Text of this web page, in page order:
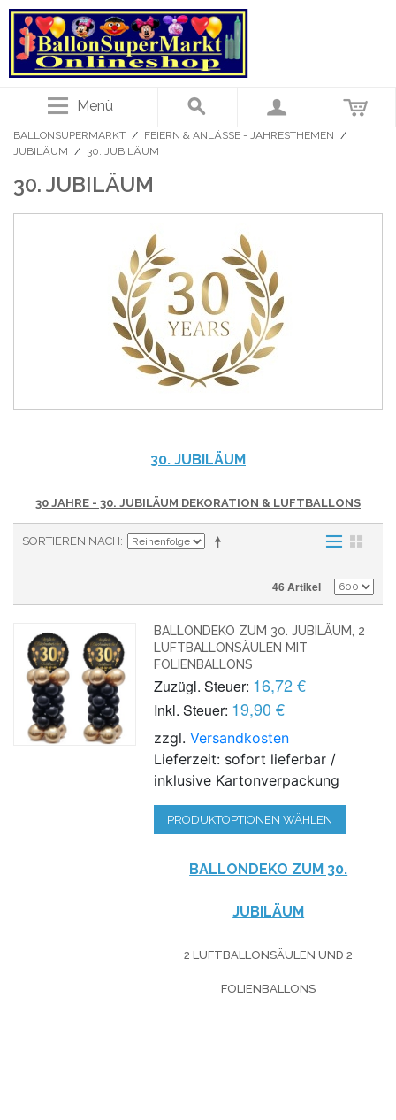
Menü
BALLONSUPERMARKT / FEIERN & ANLÄSSE - JAHRESTHEMEN /
JUBILÄUM / 30. JUBILÄUM
30. JUBILÄUM
30. JUBILÄUM
30 JAHRE - 30. JUBILÄUM DEKORATION & LUFTBALLONS
SORTIEREN NACH
46 Artikel
BALLONDEKO ZUM 30. JUBILÄUM, 2
LUFTBALLONSÄULEN MIT
FOLIENBALLONS
Zuzügl. Steuer: 16,72 €
Inkl. Steuer: 19,90 €
zzgl.Versandkosten
Lieferzeit: sofort lieferbar /
inklusive Kartonverpackung
PRODUKTOPTIONEN WÄHLEN
BALLONDEKO ZUM 30.
JUBILÄUM
2 LUFTBALLONSÄULEN UND 2
FOLIENBALLONS